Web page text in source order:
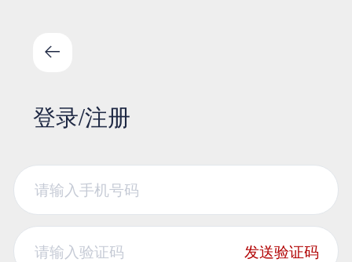
登录/注册
发送验证码